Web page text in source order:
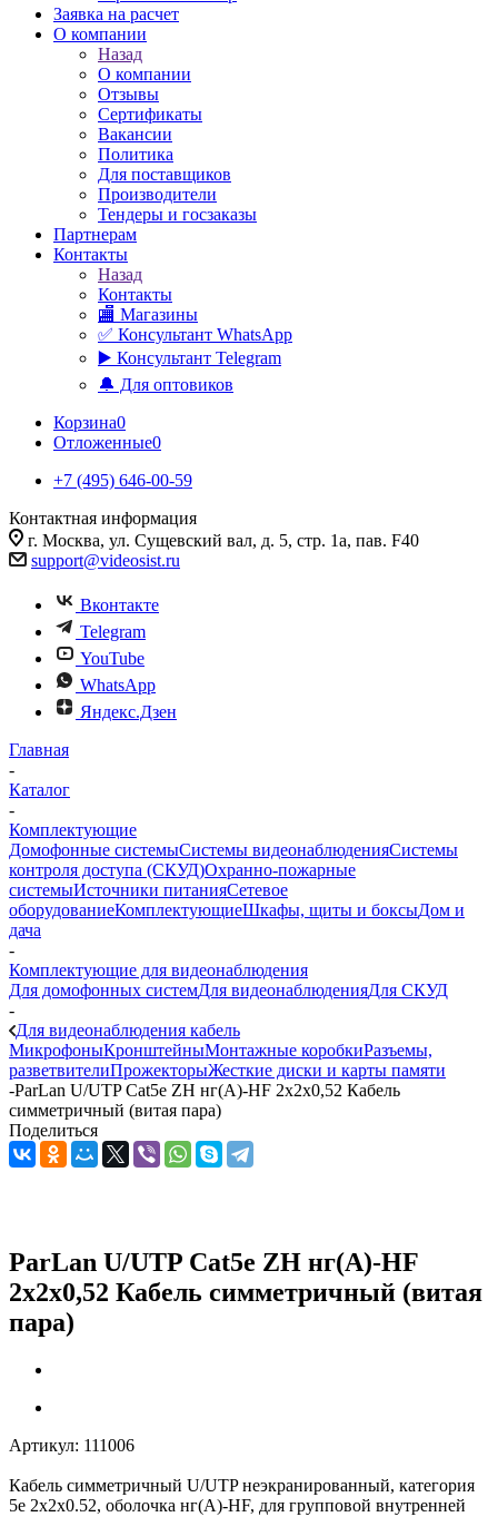
Заявка на расчет
О компании
Назад
О компании
Отзывы
Сертификаты
Вакансии
Политика
Для поставщиков
Производители
Тендеры и госзаказы
Партнерам
Контакты
Назад
Контакты
🏬 Магазины
✅️ Консультант WhatsApp
▶️ Консультант Telegram
🔔 Для оптовиков
Корзина0
Отложенные0
+7 (495) 646-00-59
Контактная информация
г. Москва, ул. Сущевский вал, д. 5, стр. 1а, пав. F40
support@videosist.ru
Вконтакте
Telegram
YouTube
WhatsApp
Яндекс.Дзен
Главная
-
Каталог
-
Комплектующие
Домофонные системыСистемы видеонаблюденияСистемы
контроля доступа (СКУД)Охранно-пожарные
системыИсточники питанияСетевое
оборудованиеКомплектующиеШкафы, щиты и боксыДом и
дача
-
Комплектующие для видеонаблюдения
Для домофонных системДля видеонаблюденияДля СКУД
-
Для видеонаблюдения кабель
МикрофоныКронштейныМонтажные коробкиРазъемы,
разветвителиПрожекторыЖесткие диски и карты памяти
-ParLan U/UTP Cat5e ZH нг(А)-HF 2х2х0,52 Кабель
симметричный (витая пара)
Поделиться
ParLan U/UTP Cat5e ZH нг(А)-HF
2х2х0,52 Кабель симметричный (витая
пара)
Артикул: 111006
Кабель симметричный U/UTP неэкранированный, категория
5е 2х2х0.52, оболочка нг(А)-HF, для групповой внутренней